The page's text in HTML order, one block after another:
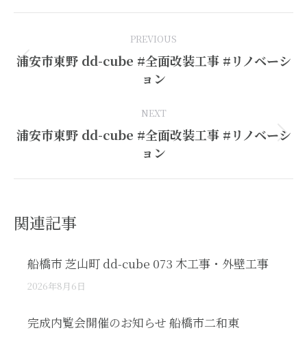
PREVIOUS
Previous
post:
浦安市東野 dd-cube #全面改装工事 #リノベーシ
ョン
NEXT
Next
post:
浦安市東野 dd-cube #全面改装工事 #リノベーシ
ョン
関連記事
船橋市 芝山町 dd-cube 073 木工事・外壁工事
2026年8月6日
完成内覧会開催のお知らせ 船橋市二和東